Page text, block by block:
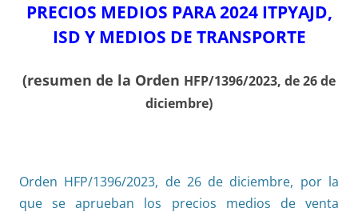
PRECIOS MEDIOS PARA 2024 ITPYAJD,
ISD Y MEDIOS DE TRANSPORTE
(resumen de la Orden HFP/1396/2023, de 26 de
diciembre)
Orden HFP/1396/2023, de 26 de diciembre, por la
que se aprueban los precios medios de venta